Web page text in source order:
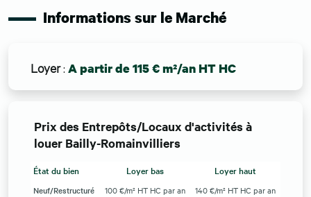
Informations sur le Marché
Loyer: A partir de 115 € m²/an HT HC
Prix des Entrepôts/Locaux d'activités à
louer Bailly-Romainvilliers
État du bien Loyer bas Loyer haut
Neuf/Restructuré 100 €/m² HT HC par an
140 €/m² HT HC par an